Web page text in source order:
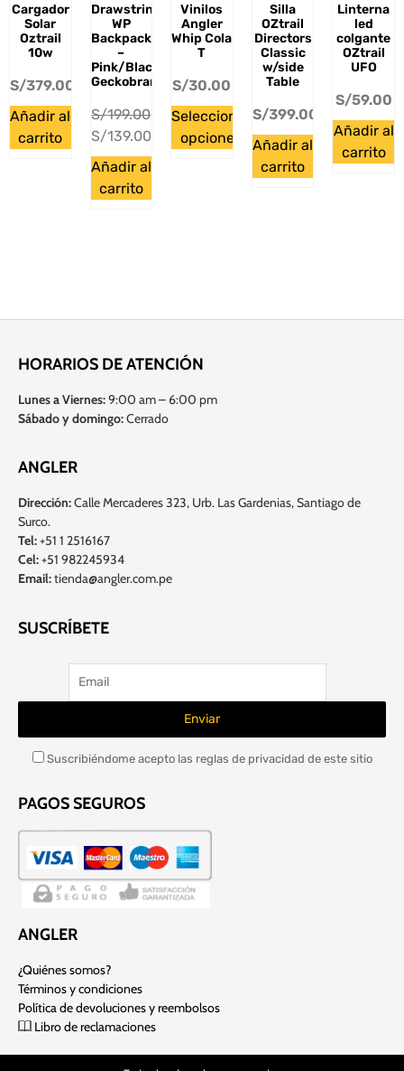
Cargador
Solar
Oztrail
10w
S/379.00
Añadir al
carrito
Drawstring
WP
Backpack
–
Pink/Black
Geckobrands
S/199.00
S/139.00
Añadir al
carrito
Vinilos
Angler
Whip Cola
T
S/30.00
Seleccionar
opciones
Silla
OZtrail
Directors
Classic
w/side
Table
S/399.00
Añadir al
carrito
Linterna
led
colgante
OZtrail
UFO
S/59.00
Añadir al
carrito
HORARIOS DE ATENCIÓN
Lunes a Viernes:9:00 am – 6:00 pm
Sábado y domingo:Cerrado
ANGLER
Dirección:Calle Mercaderes 323, Urb. Las Gardenias, Santiago de
Surco.
Tel:+51 1 2516167
Cel:+51 982245934
Email:tienda@angler.com.pe
SUSCRÍBETE
Suscribiéndome acepto las reglas de privacidad de este sitio
PAGOS SEGUROS
ANGLER
¿Quiénes somos?
Términos y condiciones
Política de devoluciones y reembolsos
Libro de reclamaciones